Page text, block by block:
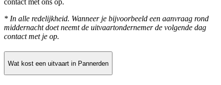
contact met ons op.
* In alle redelijkheid. Wanneer je bijvoorbeeld een aanvraag rond
middernacht doet neemt de uitvaartondernemer de volgende dag
contact met je op.
Wat kost een uitvaart in Pannerden